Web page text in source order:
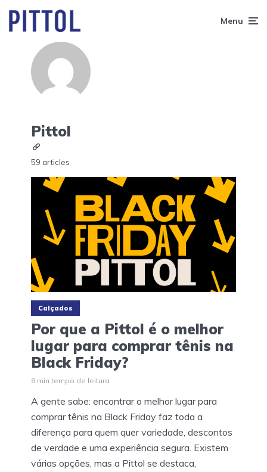
Menu
Pittol
59 articles
Calçados
Por que a Pittol é o melhor
lugar para comprar tênis na
Black Friday?
8 min tempo de leitura
A gente sabe: encontrar o melhor lugar para
comprar tênis na Black Friday faz toda a
diferença para quem quer variedade, descontos
de verdade e uma experiência segura. Existem
várias opções, mas a Pittol se destaca,